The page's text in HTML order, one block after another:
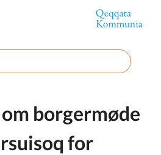
borgermøde
for